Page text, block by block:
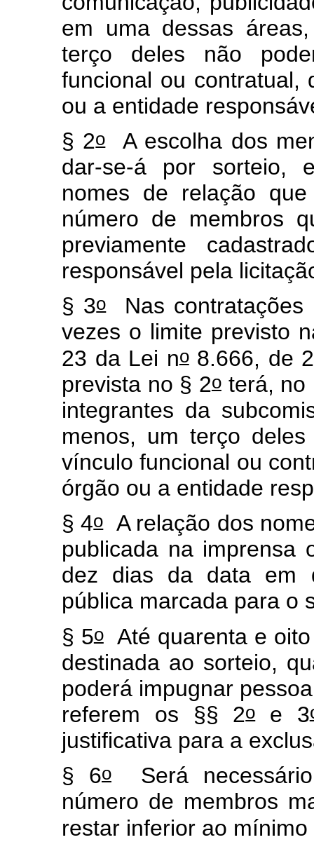
em uma dessas
terço deles não
funcional ou contratual,
ou a entidade
§ 2oA escolha dos
dar-se-á por sorteio,
nomes de relação
número de membros
previamente
responsável pela
§ 3oNas contratações
vezes o limite previsto
23 da Lei no8.666, de
prevista no § 2oterá, no
integrantes da
menos, um terço
vínculo funcional ou
órgão ou a entidade
§ 4oA relação dos
publicada na imprensa
dez dias da data em
pública marcada para o
§ 5oAté quarenta e oito
destinada ao sorteio,
poderá impugnar
referem os §§ 2oe 3
justificativa para a
§ 6o Será
número de membros
restar inferior ao